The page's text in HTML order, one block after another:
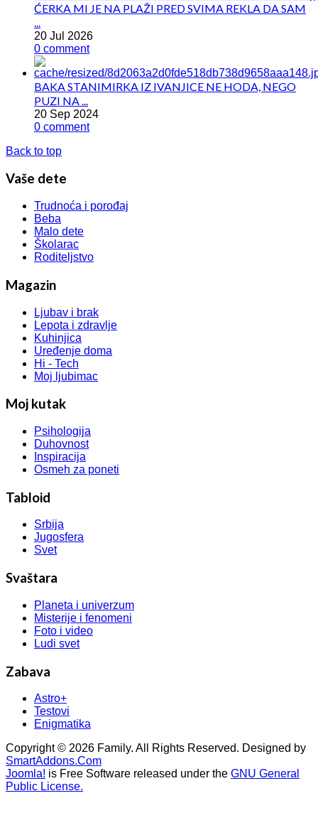
ĆERKA MI JE NA PLAŽI PRED SVIMA REKLA DA SAM
20 Jul 2026
0 comment
BAKA STANIMIRKA IZ IVANJICE NE HODA, NEGO
PUZI NA ...
20 Sep 2024
0 comment
Back to top
Vaše dete
Trudnoća i porođaj
Beba
Malo dete
Školarac
Roditeljstvo
Magazin
Ljubav i brak
Lepota i zdravlje
Kuhinjica
Uređenje doma
Hi - Tech
Moj ljubimac
Moj kutak
Psihologija
Duhovnost
Inspiracija
Osmeh za poneti
Tabloid
Srbija
Jugosfera
Svet
Svaštara
Planeta i univerzum
Misterije i fenomeni
Foto i video
Ludi svet
Zabava
Astro+
Testovi
Enigmatika
Copyright © 2026 Family. All Rights Reserved. Designed by
SmartAddons.Com
Joomla! is Free Software released under the GNU General
Public License.